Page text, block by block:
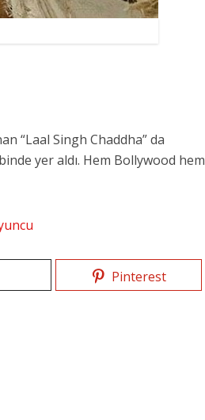
“Laal Singh Chaddha” da
yer aldı. Hem Bollywood hem
Pinterest